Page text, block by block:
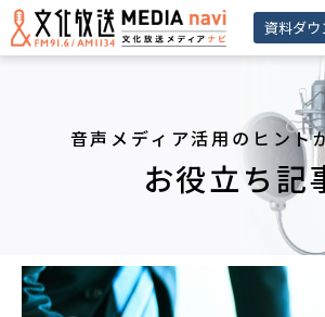
資料ダウ
選ばれる理由
導入事例 ・活用事例
お役立ち記事
セミナー
音声メディア活用のヒント
お役立ち記